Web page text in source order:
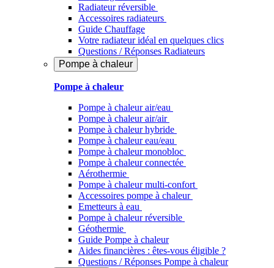
Radiateur réversible
Accessoires radiateurs
Guide Chauffage
Votre radiateur idéal en quelques clics
Questions / Réponses Radiateurs
Pompe à chaleur
Pompe à chaleur
Pompe à chaleur air/eau
Pompe à chaleur air/air
Pompe à chaleur hybride
Pompe à chaleur​ eau/eau
Pompe à chaleur monobloc
Pompe à chaleur connectée
Aérothermie
Pompe à chaleur multi-confort
Accessoires pompe à chaleur
Emetteurs à eau
Pompe à chaleur réversible
Géothermie
Guide Pompe à chaleur
Aides financières : êtes-vous éligible ?
Questions / Réponses Pompe à chaleur